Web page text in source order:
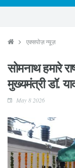
एक्सपोज़ न्यूज़
सोमनाथ हमारे
मुख्यमंत्री डॉ.
May 8 2026